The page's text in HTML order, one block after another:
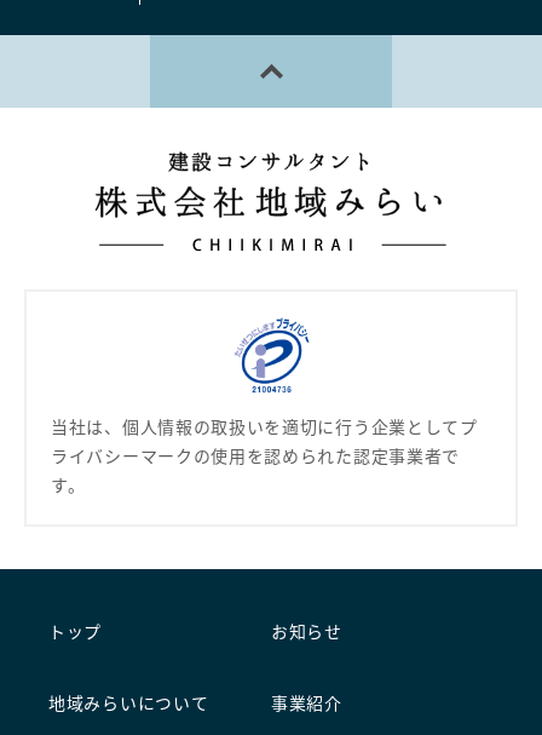
当社は、個人情報の取扱いを適切に行う企業として プ
ライバシーマークの使用を認められた認定事業者で
す。
トップ お知らせ
地域みらいについて 事業紹介